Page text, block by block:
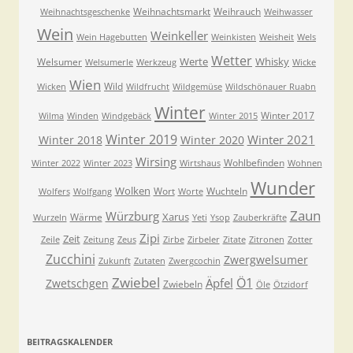
Weihnachtsgeschenke Weihnachtsmarkt Weihrauch Weihwasser
Wein Wein Hagebutten Weinkeller Weinkisten Weisheit Wels
Welsumer Welsumerle Werkzeug Werte Wetter Whisky Wicke
Wicken Wien Wild Wildfrucht Wildgemüse Wildschönauer Ruabn
Wilma Winden Windgebäck Winter Winter 2015 Winter 2017
Winter 2018 Winter 2019 Winter 2020 Winter 2021
Winter 2022 Winter 2023 Wirsing Wirtshaus Wohlbefinden Wohnen
Wolfers Wolfgang Wolken Wort Worte Wuchteln Wunder
Wurzeln Wärme Würzburg Xarus Yeti Ysop Zauberkräfte Zaun
Zeile Zeit Zeitung Zeus Zipi Zirbe Zirbeler Zitate Zitronen Zotter
Zucchini Zukunft Zutaten Zwergcochin Zwergwelsumer
Zwetschgen Zwiebel Zwiebeln Äpfel Ö1 Öle Ötzidorf
BEITRAGSKALENDER